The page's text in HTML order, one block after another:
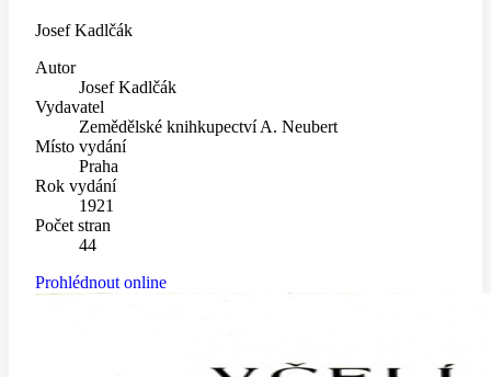
Josef Kadlčák
Autor
Josef Kadlčák
Vydavatel
Zemědělské knihkupectví A. Neubert
Místo vydání
Praha
Rok vydání
1921
Počet stran
44
Prohlédnout online